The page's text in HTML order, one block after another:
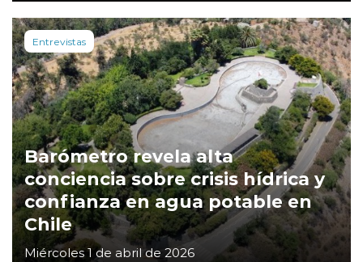
Entrevistas
Barómetro revela alta
conciencia sobre crisis hídrica y
confianza en agua potable en
Chile
Miércoles 1 de abril de 2026